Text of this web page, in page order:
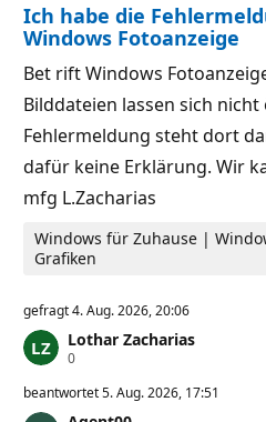
t
s
p
u
n
k
t
e
i
g
k
e
i
t
s
p
u
n
k
t
Ich habe die
Windows Fotoanzeige
Bet rift Windows
Bilddateien lassen sich nicht
Fehlermeldung steht dort
dafür keine Erklärung. Wir
mfg L.Zacharias
Windows für Zuhause |
Grafiken
gefragt4. Aug. 2026, 20:06
Lothar Zacharias
0Z
v
beantwortet5. Aug. 2026, 17:51